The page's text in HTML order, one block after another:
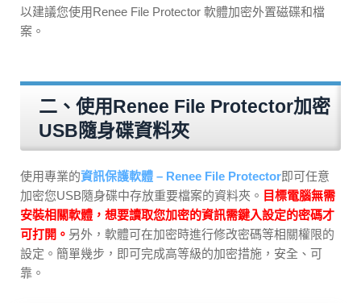
以建議您使用Renee File Protector 軟體加密外置磁碟和檔
案。
二、使用Renee File Protector加密
USB隨身碟資料夾
使用專業的資訊保護軟體 – Renee File Protector即可任意
加密您USB隨身碟中存放重要檔案的資料夾。 目標電腦無需
安裝相關軟體，想要讀取您加密的資訊需鍵入設定的密碼才
可打開。 另外，軟體可在加密時進行修改密碼等相關權限的
設定。簡單幾步，即可完成高等級的加密措施，安全、可
靠。